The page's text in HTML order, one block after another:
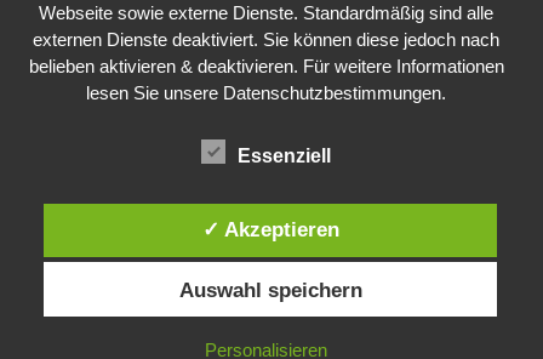
Webseite sowie externe Dienste. Standardmäßig sind alle
externen Dienste deaktiviert. Sie können diese jedoch nach
belieben aktivieren & deaktivieren. Für weitere Informationen
lesen Sie unsere Datenschutzbestimmungen.
Essenziell
✓ Akzeptieren
Auswahl speichern
Personalisieren